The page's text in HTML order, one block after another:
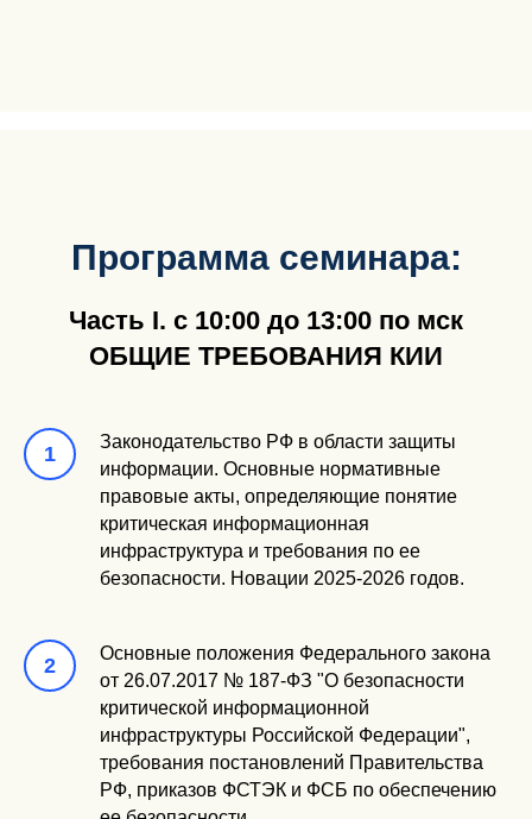
Программа семинара:
Часть I. с 10:00 до 13:00 по мск
ОБЩИЕ ТРЕБОВАНИЯ КИИ
Законодательство РФ в области защиты
информации. Основные нормативные
правовые акты, определяющие понятие
критическая информационная
инфраструктура и требования по ее
безопасности. Новации 2025-2026 годов.
Основные положения Федерального закона
от 26.07.2017 № 187-ФЗ "О безопасности
критической информационной
инфраструктуры Российской Федерации",
требования постановлений Правительства
РФ, приказов ФСТЭК и ФСБ по обеспечению